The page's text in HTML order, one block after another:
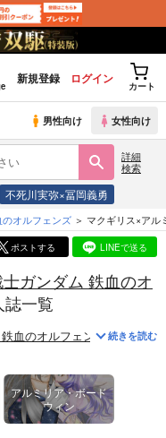
新規登録 ログイン
カート
男性向け 女性向け
詳細
検索
不死川実弥×冨岡義勇
オルフェンズ マクギリス×アル
ポストする LINEで送る
ガンダム 鉄血のオ
一覧
血のオルフェンズ)に関する
続きを読む
アルミリア・ボード
ウィン